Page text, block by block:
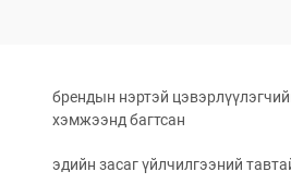
брендын нэртэй
хэмжээнд багтсан
эдийн засаг үйлчилгээний